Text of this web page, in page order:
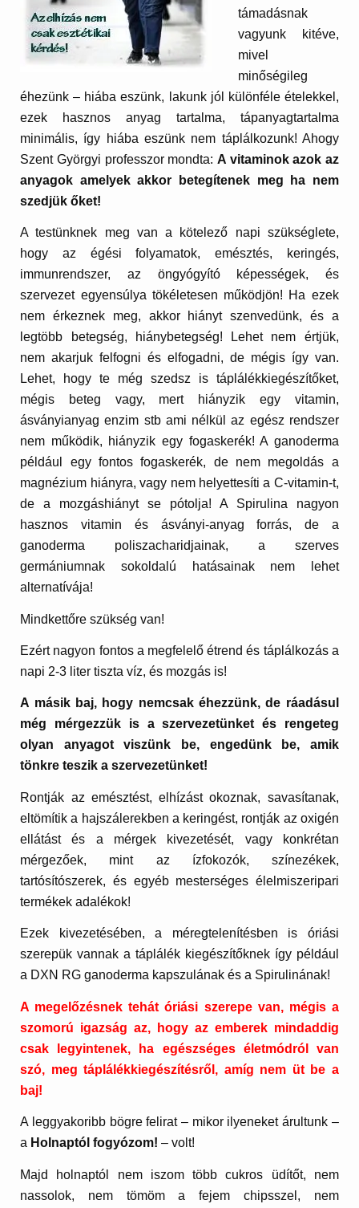
támadásnak
vagyunk kitéve,
mivel
minőségileg
éhezünk – hiába eszünk, lakunk jól különféle ételekkel,
ezek hasznos anyag tartalma, tápanyagtartalma
minimális, így hiába eszünk nem táplálkozunk! Ahogy
Szent Györgyi professzor mondta: A vitaminok azok az
anyagok amelyek akkor betegítenek meg ha nem
szedjük őket!
A testünknek meg van a kötelező napi szükséglete,
hogy az égési folyamatok, emésztés, keringés,
immunrendszer, az öngyógyító képességek, és
szervezet egyensúlya tökéletesen működjön! Ha ezek
nem érkeznek meg, akkor hiányt szenvedünk, és a
legtöbb betegség, hiánybetegség! Lehet nem értjük,
nem akarjuk felfogni és elfogadni, de mégis így van.
Lehet, hogy te még szedsz is táplálékkiegészítőket,
mégis beteg vagy, mert hiányzik egy vitamin,
ásványianyag enzim stb ami nélkül az egész rendszer
nem működik, hiányzik egy fogaskerék! A ganoderma
például egy fontos fogaskerék, de nem megoldás a
magnézium hiányra, vagy nem helyettesíti a C-vitamin-t,
de a mozgáshiányt se pótolja! A Spirulina nagyon
hasznos vitamin és ásványi-anyag forrás, de a
ganoderma poliszacharidjainak, a szerves
germániumnak sokoldalú hatásainak nem lehet
alternatívája!
Mindkettőre szükség van!
Ezért nagyon fontos a megfelelő étrend és táplálkozás a
napi 2-3 liter tiszta víz, és mozgás is!
A másik baj, hogy nemcsak éhezzünk, de ráadásul
még mérgezzük is a szervezetünket és rengeteg
olyan anyagot viszünk be, engedünk be, amik
tönkre teszik a szervezetünket!
Rontják az emésztést, elhízást okoznak, savasítanak,
eltömítik a hajszálerekben a keringést, rontják az oxigén
ellátást és a mérgek kivezetését, vagy konkrétan
mérgezőek, mint az ízfokozók, színezékek,
tartósítószerek, és egyéb mesterséges élelmiszeripari
termékek adalékok!
Ezek kivezetésében, a méregtelenítésben is óriási
szerepük vannak a táplálék kiegészítőknek így például
a DXN RG ganoderma kapszulának és a Spirulinának!
A megelőzésnek tehát óriási szerepe van, mégis a
szomorú igazság az, hogy az emberek mindaddig
csak legyintenek, ha egészséges életmódról van
szó, meg táplálékkiegészítésről, amíg nem üt be a
baj!
A leggyakoribb bögre felirat – mikor ilyeneket árultunk –
a Holnaptól fogyózom! – volt!
Majd holnaptól nem iszom több cukros üdítőt, nem
nassolok, nem tömöm a fejem chipsszel, nem